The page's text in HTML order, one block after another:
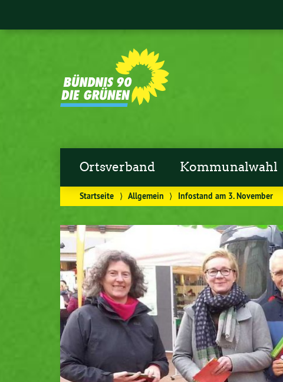
Ortsverband Kommunalwahl
Startseite ⟩ Allgemein ⟩ Infostand am 3. November